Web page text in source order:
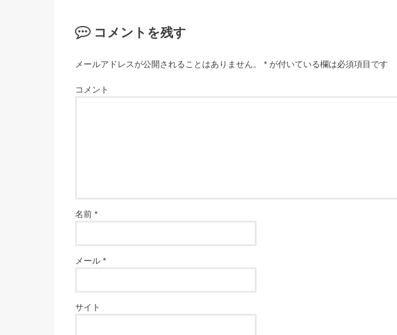
コメントを残す
メールアドレスが公開されることはありません。 * が付いている欄は必須項目です
コメント
名前 *
メール *
サイト